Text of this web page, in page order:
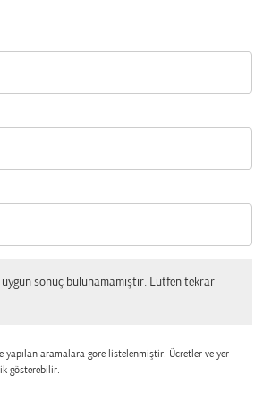
Selected
sonuç bulunamamıştır. Lutfen tekrar
aramalara gore listelenmiştir. Ücretler ve yer
gösterebilir.